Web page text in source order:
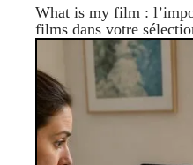
What is my film :
films dans votre